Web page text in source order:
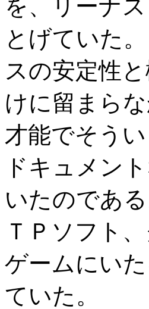
を、リーナ
とげていた
スの安定性
けに留まら
才能でそう
ドキュメン
いたのであ
ＴＰソフト
ゲームにい
ていた。